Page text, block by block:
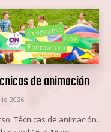
de animación
2026
Técnicas de animación.